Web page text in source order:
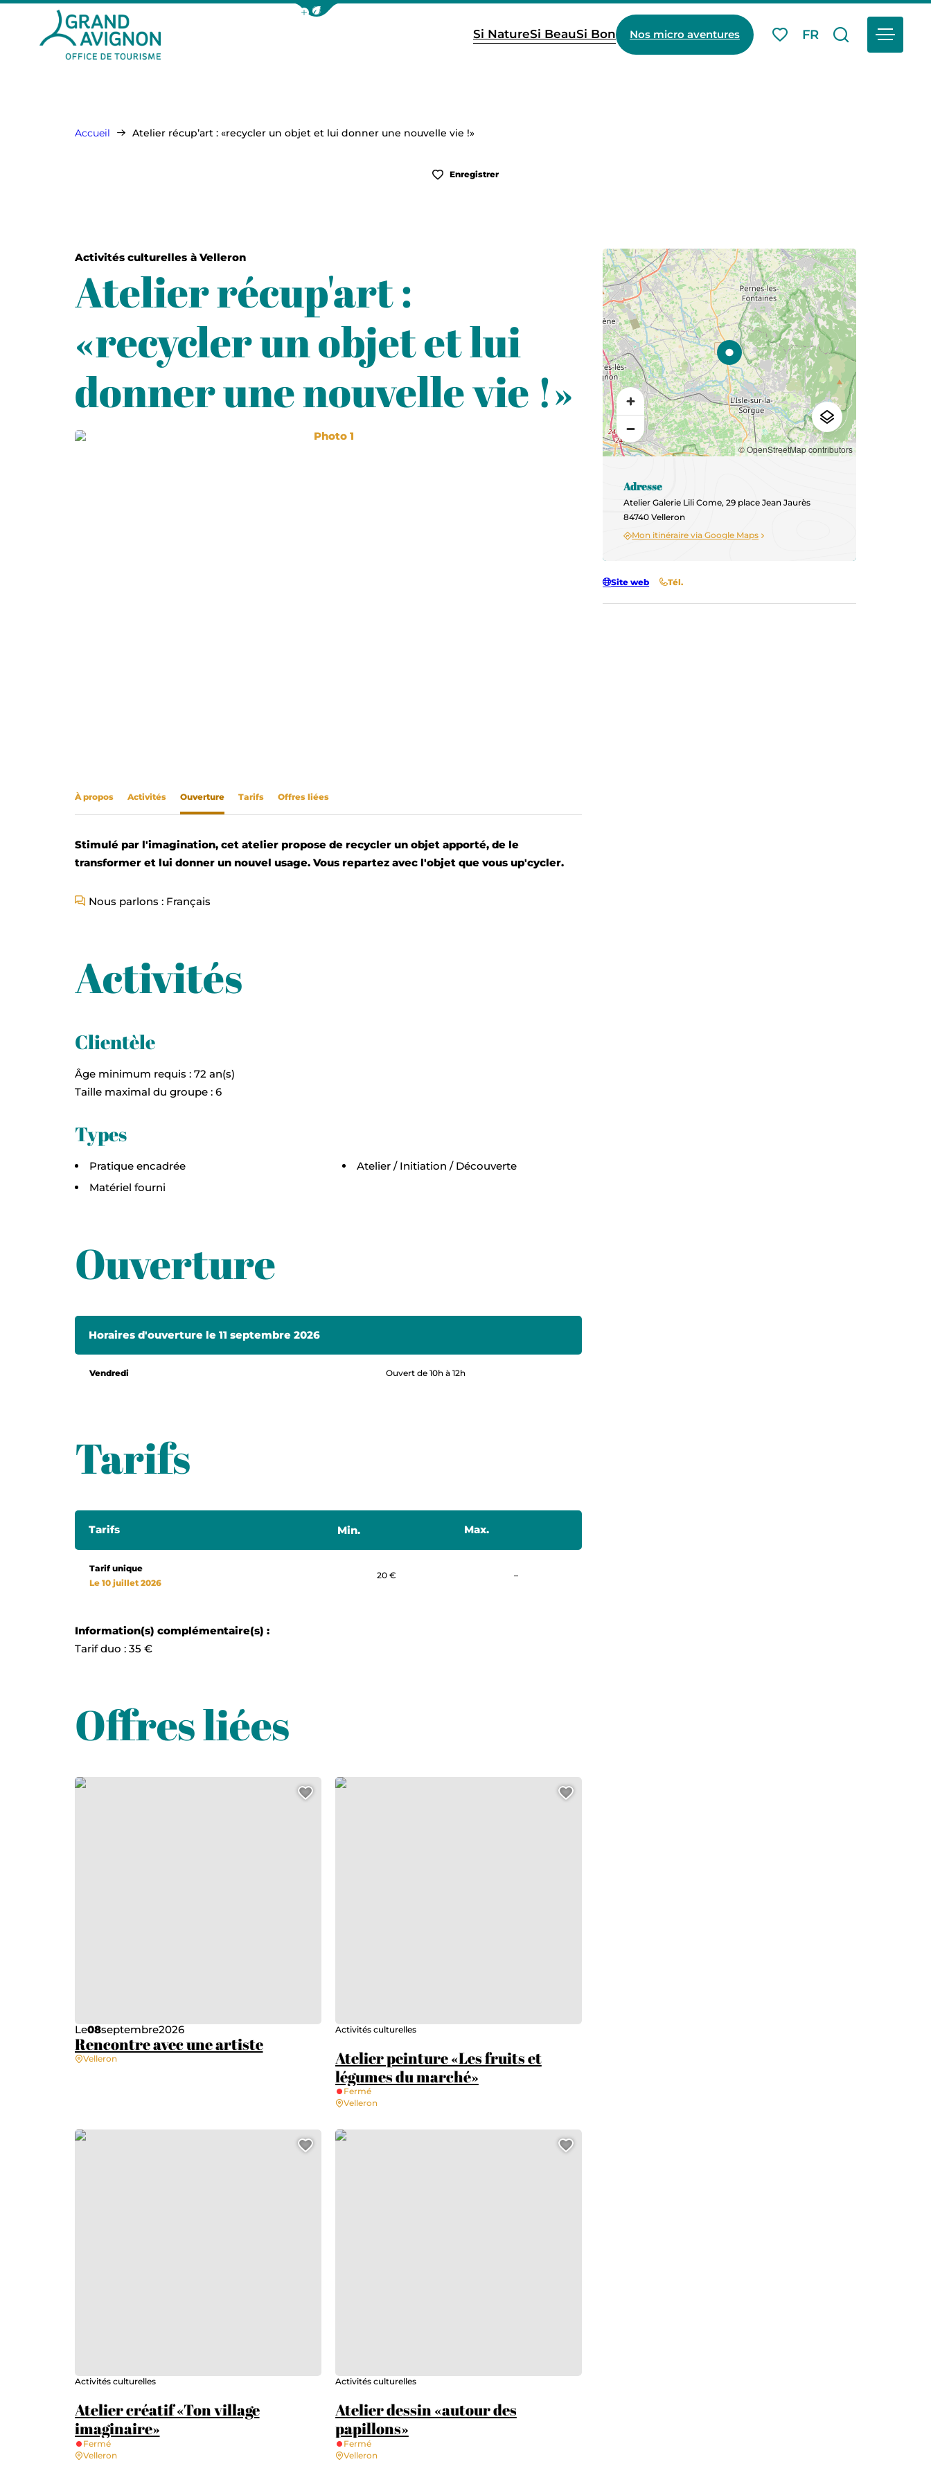
Afficher la barre de navigation du mode éco
Si NatureSi BeauSi Bon Nos micro aventures
Mes favoris
FR
Je
Accueil Atelier récup’art : «recycler un objet et lui donner une nouvelle vie !»
Enregistrer
Activités culturelles à Velleron
Atelier récup'art :
«recycler un objet et lui
donner une nouvelle vie !»
Photo 1
À propos Activités Ouverture Tarifs Offres liées
Stimulé par l'imagination, cet atelier propose de recycler un objet apporté, de le
transformer et lui donner un nouvel usage. Vous repartez avec l'objet que vous up'cycler.
Nous parlons : Français
Activités
Clientèle
Âge minimum requis : 72 an(s)
Taille maximal du groupe : 6
Types
Pratique encadrée
Matériel fourni
Atelier / Initiation / Découverte
Ouverture
Horaires d'ouverture le 11 septembre 2026
Vendredi Ouvert de 10h à 12h
Tarifs
Tarifs Min. Max.
Tarif unique
Le 10 juillet 2026
20 € –Non communiqué
Information(s) complémentaire(s) :
Tarif duo : 35 €
Offres liées
Rencontre avec une artiste
Le08septembre2026
Velleron
Rencontre avec une artiste
Ajouter cette page au carnet de voyage ?
Atelier peinture «Les fruits et
légumes du marché»
Activités culturelles
Fermé
Velleron
Atelier peinture «Les fruits et légumes du marché»
Ajouter cette page au carnet de voyage ?
Atelier créatif «Ton village
imaginaire»
Activités culturelles
Fermé
Velleron
Atelier créatif «Ton village imaginaire»
Ajouter cette page au carnet de voyage ?
Atelier dessin «autour des
papillons»
Activités culturelles
Fermé
Velleron
Atelier dessin «autour des papillons»
Ajouter cette page au carnet de voyage ?
© OpenStreetMap contributors
Adresse
Atelier Galerie Lili Come, 29 place Jean Jaurès
84740 Velleron
Mon itinéraire via Google Maps
Site web Tél.